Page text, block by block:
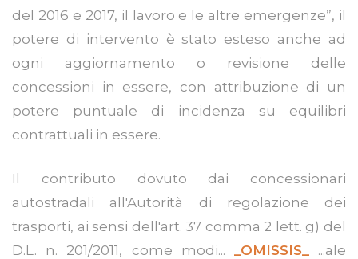
del 2016 e 2017, il lavoro e le altre emergenze”, il
potere di intervento è stato esteso anche ad
ogni aggiornamento o revisione delle
concessioni in essere, con attribuzione di un
potere puntuale di incidenza su equilibri
contrattuali in essere.
Il contributo dovuto dai concessionari
autostradali all'Autorità di regolazione dei
trasporti, ai sensi dell'art. 37 comma 2 lett. g) del
D.L. n. 201/2011, come modi...
_OMISSIS_
...ale